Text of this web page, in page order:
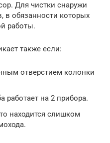
Для чистки снаружи
в обязанности которых
работы.
также если:
отверстием колонки
работает на 2 прибора.
находится слишком